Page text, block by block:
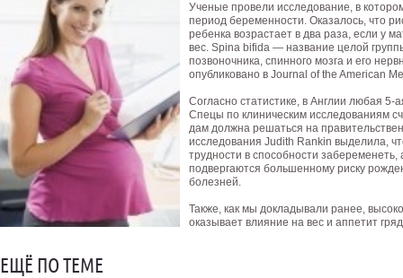
Ученые провели исследование, в
период беременности. Оказалось, что
ребенка возрастает в два раза, если у
вес. Spina bifida — название целой
позвоночника, спинного мозга и его
опубликовано в Journal of the American
Согласно статистике, в Англии любая
Спецы по клиническим исследованиям
дам должна решаться на
исследования Judith Rankin выделила,
трудности в способности
подвергаются большенному риску
болезней.
Также, как мы докладывали ранее,
оказывает влияние на вес и аппетит
ЕЩЁ ПО ТЕМЕ